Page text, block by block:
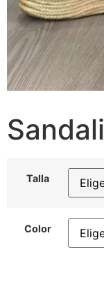
Talla
Color